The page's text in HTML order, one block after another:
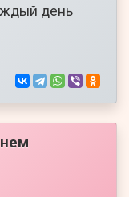
день